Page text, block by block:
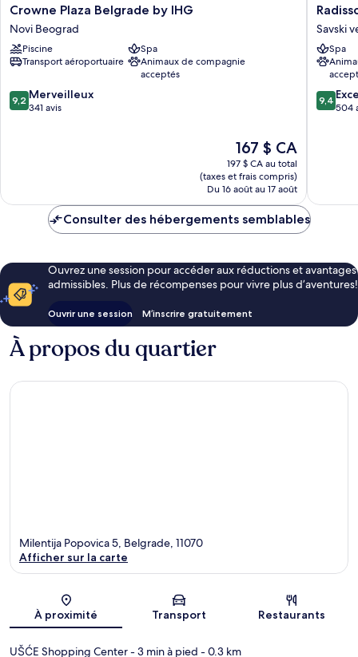
Crowne
Plaza
Belgrade
by
IHG
Beograd
Crowne Plaza Belgrade by IHG
Novi Beograd
Piscine
Spa
Transport aéroportuaire
Animaux de compagnie
acceptés
9.2
sur
9,2 Merveilleux
341 avis
Le
prix
est
de
167 $ CA
167 $ CA
197 $ CA au total
(taxes et frais compris)
Du 16 août au 17 août
Hotel,
Old
Mill
Savski
venac
Savski
Spa
9.4
sur
9,4
504
Consulter des hébergements semblables
Ouvrez une session pour accéder aux réductions et avantages
admissibles. Plus de récompenses pour vivre plus d’aventures!
Ouvrir une session M’inscrire gratuitement
À propos du quartier
Carte
Milentija Popovica 5, Belgrade, 11070
Afficher sur la carte
À proximité Transport Restaurants
UŠĆE Shopping Center- 3 min à pied - 0.3 km